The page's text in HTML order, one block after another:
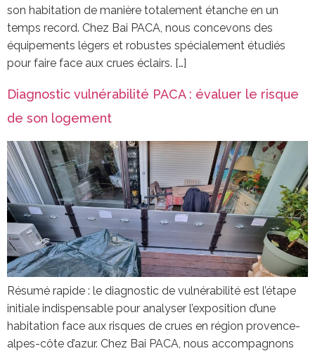
son habitation de manière totalement étanche en un
temps record. Chez Bai PACA, nous concevons des
équipements légers et robustes spécialement étudiés
pour faire face aux crues éclairs. […]
Diagnostic vulnérabilité PACA : évaluer le risque
de son logement
Résumé rapide : le diagnostic de vulnérabilité est l’étape
initiale indispensable pour analyser l’exposition d’une
habitation face aux risques de crues en région provence-
alpes-côte d’azur. Chez Bai PACA, nous accompagnons